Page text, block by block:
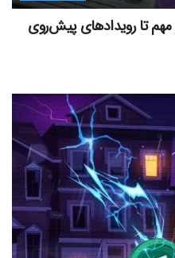
مهم تا رویدادهای پیش‌روی